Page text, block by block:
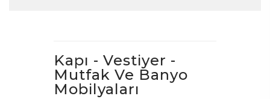
Kapı - Vestiyer -
Mutfak Ve Banyo
Mobilyaları